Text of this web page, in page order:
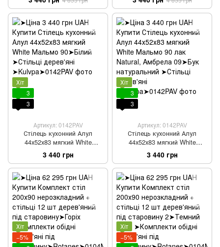
Хіт
3
3
Артикул: 0142PAV
Стілець кухонний Алул
44х52х83 мягкий White
Мальмо 90
3 440 грн
Хіт
3
3
Артикул: 0142PAV
Стілець кухонний Алул
44х52х83 мягкий White
Мальмо 90 лак Natural,
Aмбрела 09
3 440 грн
Хіт
−5%
Хіт
−5%